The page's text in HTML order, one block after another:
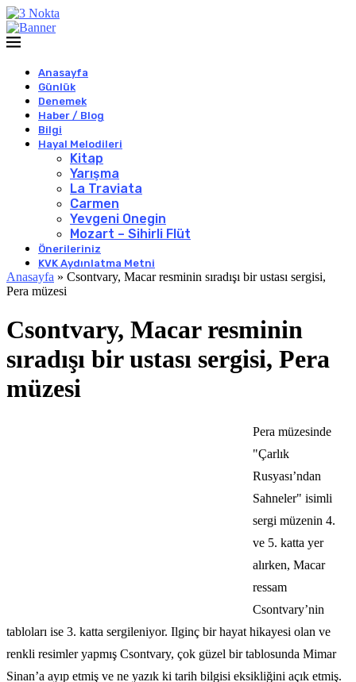
Anasayfa
Günlük
Denemek
Haber / Blog
Bilgi
Hayal Melodileri
Kitap
Yarışma
La Traviata
Carmen
Yevgeni Onegin
Mozart – Sihirli Flüt
Önerileriniz
KVK Aydınlatma Metni
Anasayfa » Csontvary, Macar resminin sıradışı bir ustası sergisi,
Pera müzesi
Csontvary, Macar resminin
sıradışı bir ustası sergisi, Pera
müzesi
Pera müzesinde
"Çarlık
Rusyası’ndan
Sahneler" isimli
sergi müzenin 4.
ve 5. katta yer
alırken, Macar
ressam
Csontvary’nin
tabloları ise 3. katta sergileniyor. Ilginç bir hayat hikayesi olan ve
renkli resimler yapmış Csontvary, çok güzel bir tablosunda Mimar
Sinan’a ayıp etmiş ve ne yazık ki tarih bilgisi eksikliğini açık etmiş.